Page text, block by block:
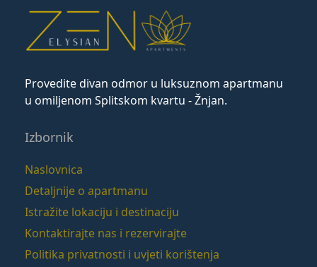
Provedite divan odmor u luksuznom apartmanu
u omiljenom Splitskom kvartu - Žnjan.
Izbornik
Naslovnica
Detaljnije o apartmanu
Istražite lokaciju i destinaciju
Kontaktirajte nas i rezervirajte
Politika privatnosti i uvjeti korištenja